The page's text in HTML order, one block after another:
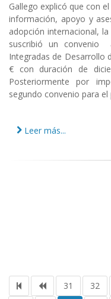
Gallego explicó que con
información, apoyo y
adopción internacional,
suscribió un convenio
Integradas de Desarrollo
€ con duración de
Posteriormente por
segundo convenio para
Leer más...
31 32